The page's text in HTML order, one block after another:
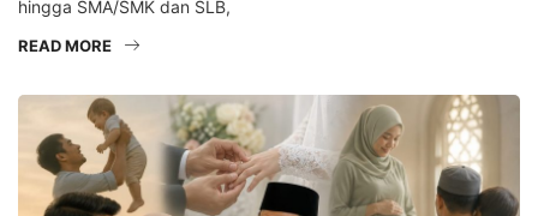
hingga SMA/SMK dan SLB,
READ MORE